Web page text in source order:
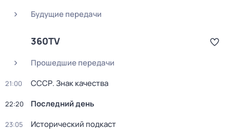
Будущие передачи
360TV
Прошедшие передачи
21:00 СССР. Знак качества
22:20 Последний день
23:05 Исторический подкаст